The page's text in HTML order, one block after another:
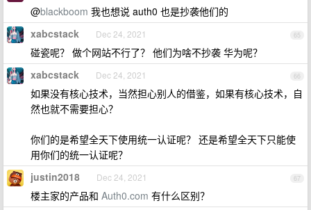
@blackboom 我也想说 auth0 也是抄袭他们的
65
xabcstack Dec 24, 2021
碰瓷呢？ 做个网站不行了？ 他们为啥不抄袭 华为呢？
66
xabcstack Dec 24, 2021
如果没有核心技术，当然担心别人的借鉴，如果有核心技术，自
然也就不需要担心？
你们的是希望全天下使用统一认证呢？ 还是希望全天下只能使
用你们的统一认证呢？
67
justin2018 Dec 24, 2021
楼主家的产品和 Auth0.com 有什么区别？